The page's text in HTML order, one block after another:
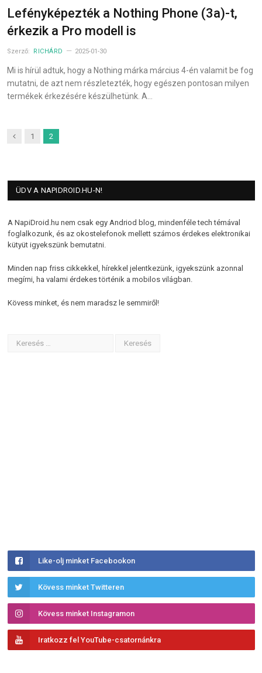
Lefényképezték a Nothing Phone (3a)-t,
érkezik a Pro modell is
Szerző: RICHÁRD 2025-01-30
Mi is hírül adtuk, hogy a Nothing márka március 4-én valamit be fog
mutatni, de azt nem részletezték, hogy egészen pontosan milyen
termékek érkezésére készülhetünk. A…
Previous
1 2
ÜDV A NAPIDROID.HU-N!
A NapiDroid.hu nem csak egy Andriod blog, mindenféle tech témával
foglalkozunk, és az okostelefonok mellett számos érdekes elektronikai
kütyüt igyekszünk bemutatni.
Minden nap friss cikkekkel, hírekkel jelentkezünk, igyekszünk azonnal
megírni, ha valami érdekes történik a mobilos világban.
Kövess minket, és nem maradsz le semmiről!
Like-olj minket Facebookon
Kövess minket Twitteren
Kövess minket Instagramon
Iratkozz fel YouTube-csatornánkra